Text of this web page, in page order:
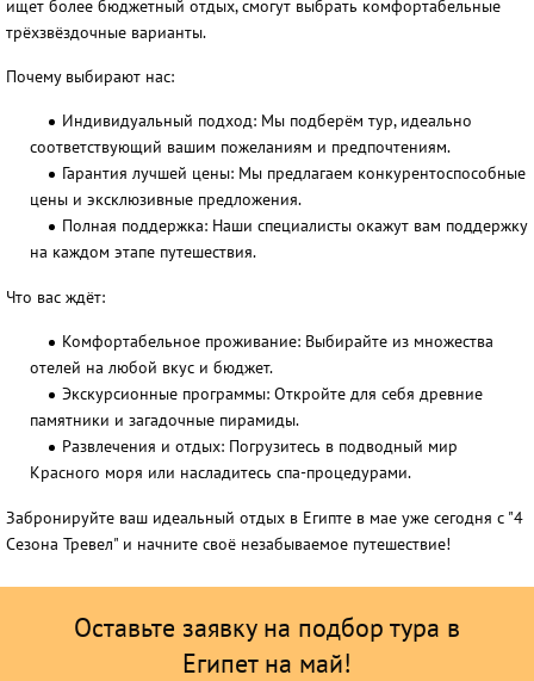
ищет более бюджетный отдых, смогут выбрать комфортабельные
трёхзвёздочные варианты.
Почему выбирают нас:
Индивидуальный подход: Мы подберём тур, идеально
соответствующий вашим пожеланиям и предпочтениям.
Гарантия лучшей цены: Мы предлагаем конкурентоспособные
цены и эксклюзивные предложения.
Полная поддержка: Наши специалисты окажут вам поддержку
на каждом этапе путешествия.
Что вас ждёт:
Комфортабельное проживание: Выбирайте из множества
отелей на любой вкус и бюджет.
Экскурсионные программы: Откройте для себя древние
памятники и загадочные пирамиды.
Развлечения и отдых: Погрузитесь в подводный мир
Красного моря или насладитесь спа-процедурами.
Забронируйте ваш идеальный отдых в Египте в мае уже сегодня с "4
Сезона Тревел" и начните своё незабываемое путешествие!
Оставьте заявку на подбор тура в
Египет на май!